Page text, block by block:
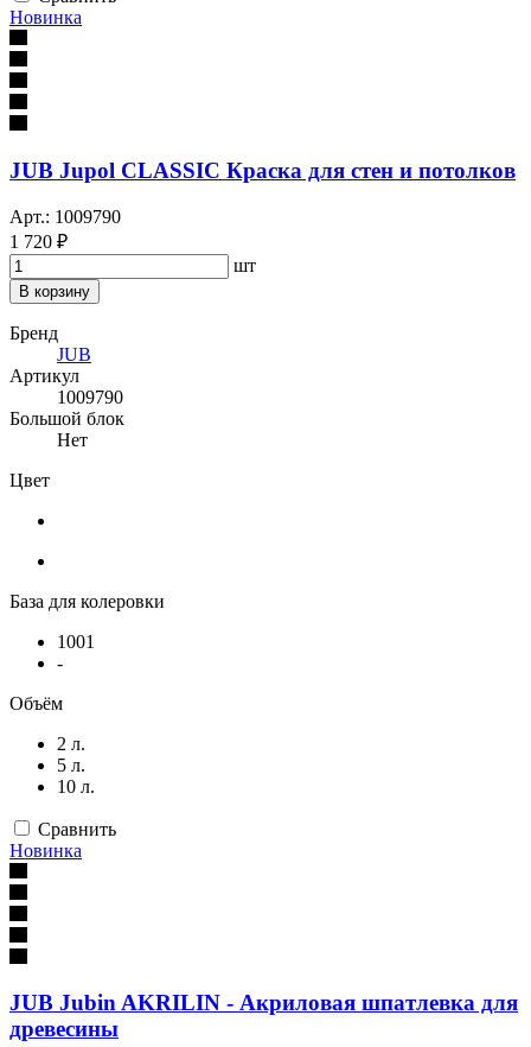
Новинка
JUB Jupol CLASSIC Краска для стен и потолков
Арт.: 1009790
1 720 ₽
шт
В корзину
Бренд
JUB
Артикул
1009790
Большой блок
Нет
Цвет
База для колеровки
1001
-
Объём
2 л.
5 л.
10 л.
Сравнить
Новинка
JUB Jubin AKRILIN - Акриловая шпатлевка для
древесины